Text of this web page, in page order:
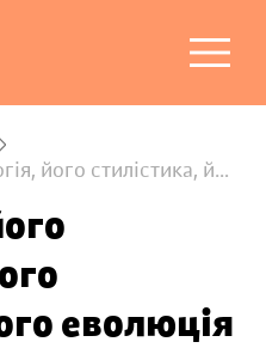
Мистецтво: його психологія, його стилістика, його еволюція
еволюція